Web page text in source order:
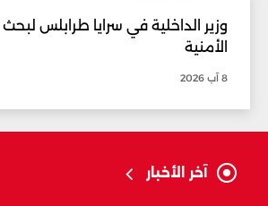
وزير الداخلية في سرايا طرابلس
الأمنية
8 آب 2026
آخر الأخبار